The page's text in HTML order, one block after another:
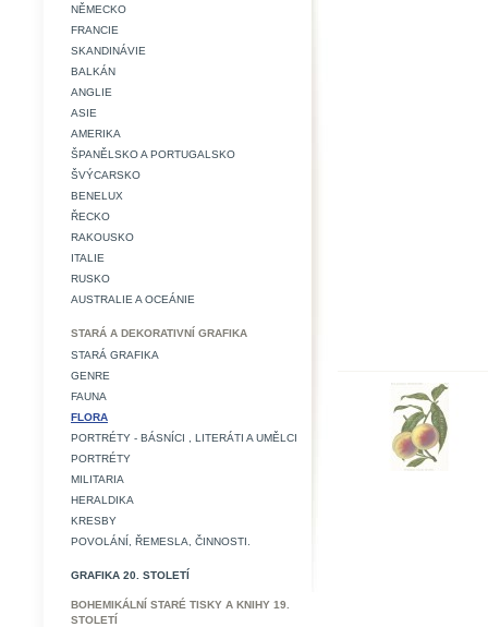
NĚMECKO
FRANCIE
SKANDINÁVIE
BALKÁN
ANGLIE
ASIE
AMERIKA
ŠPANĚLSKO A PORTUGALSKO
ŠVÝCARSKO
BENELUX
ŘECKO
RAKOUSKO
ITALIE
RUSKO
AUSTRALIE A OCEÁNIE
STARÁ A DEKORATIVNÍ GRAFIKA
STARÁ GRAFIKA
GENRE
FAUNA
FLORA
PORTRÉTY - BÁSNÍCI , LITERÁTI A UMĚLCI
PORTRÉTY
MILITARIA
HERALDIKA
KRESBY
POVOLÁNÍ, ŘEMESLA, ČINNOSTI.
GRAFIKA 20. STOLETÍ
BOHEMIKÁLNÍ STARÉ TISKY A KNIHY 19.
STOLETÍ